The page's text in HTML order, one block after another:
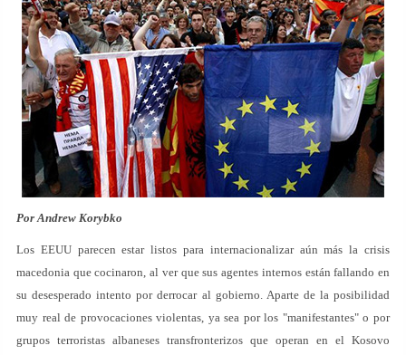
Por Andrew Korybko
Los EEUU parecen estar listos para internacionalizar aún más la crisis
macedonia que cocinaron, al ver que sus agentes internos están fallando en
su desesperado intento por derrocar al gobierno. Aparte de la posibilidad
muy real de provocaciones violentas, ya sea por los "manifestantes" o por
grupos terroristas albaneses transfronterizos que operan en el Kosovo